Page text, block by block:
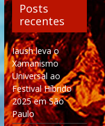
Posts
recentes
Iaush leva o
Xamanismo
Universal ao
Festival Híbrido
2025 em São
Paulo